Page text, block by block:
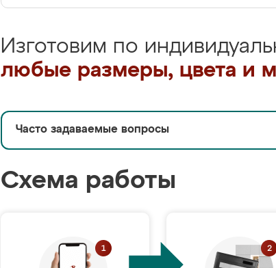
Изготовим по
любые размеры, цвета и
Часто задаваемые вопросы
Схема работы